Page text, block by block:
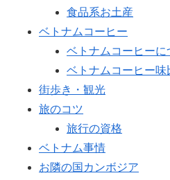
食品系お土産
ベトナムコーヒー
ベトナムコーヒーに
ベトナムコーヒー味
街歩き・観光
旅のコツ
旅行の資格
ベトナム事情
お隣の国カンボジア